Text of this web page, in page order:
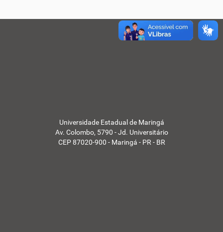
Universidade Estadual de Maringá
Av. Colombo, 5790 - Jd. Universitário
CEP 87020-900 - Maringá - PR - BR